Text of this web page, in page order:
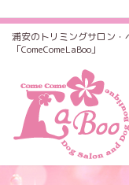
ン
ビ
浦安のトリミングサロン・
「ComeComeLaBoo」